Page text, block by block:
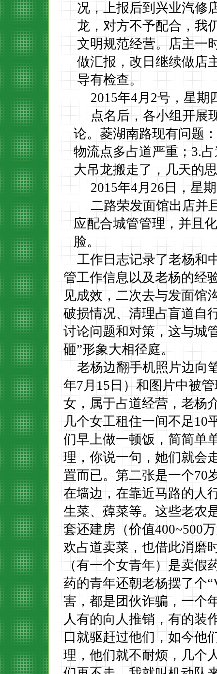
况，上报后到兴业汽修
龙，对方不予配合，我
文明规范经营。店主一
做汇报，改日继续做店
导有检查。
2015年4月2号，星期
点名后，各小组开展
论。菱湖南路现有问题：
物流点多占道严重；3.
大吊龙搬走了，几天的
2015年4月26日，星
二路荣发面馆出店并
应配合城管管理，并且
脸。
工作日志记录了老杨和
管工作信息以及老杨的经
见成效，二次去与发面馆
破损情况、清理占盲道自
讨论问题和对策，这与城
砸”形象大相径庭。
老杨边翻手机照片边向
年7月15日）和图片中被
女，属于占道经营，老杨
几个女工租住一间不足10
们早上做一顿饭，简简单
理，你说一句，她们就会
置而已。第二张是一个70
在墙边，在靠近马路的人
生菜、蔊菜等。这些老农
套还建房（价值400~500
欢占道卖菜，也借此消磨
（有一个女青年）是卖假
药的青年还朝老杨摆了个
害，都是团伙诈骗，一个
人有的向人推销，有的装
口就驱赶过他们，如今他
理，他们就不耐烦，几个